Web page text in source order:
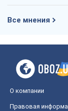
Все мнения
О компании
Правовая